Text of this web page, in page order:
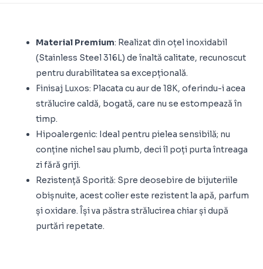
Material Premium: Realizat din oțel inoxidabil
(Stainless Steel 316L) de înaltă calitate, recunoscut
pentru durabilitatea sa excepțională.
Finisaj Luxos: Placata cu aur de 18K, oferindu-i acea
strălucire caldă, bogată, care nu se estompează în
timp.
Hipoalergenic: Ideal pentru pielea sensibilă; nu
conține nichel sau plumb, deci îl poți purta întreaga
zi fără griji.
Rezistență Sporită: Spre deosebire de bijuteriile
obișnuite, acest colier este rezistent la apă, parfum
și oxidare. Își va păstra strălucirea chiar și după
purtări repetate.